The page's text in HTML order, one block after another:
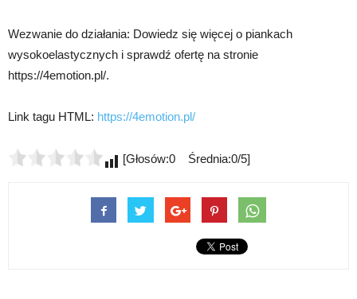
Wezwanie do działania: Dowiedz się więcej o piankach
wysokoelastycznych i sprawdź ofertę na stronie
https://4emotion.pl/.
Link tagu HTML: https://4emotion.pl/
[Głosów:0 Średnia:0/5]